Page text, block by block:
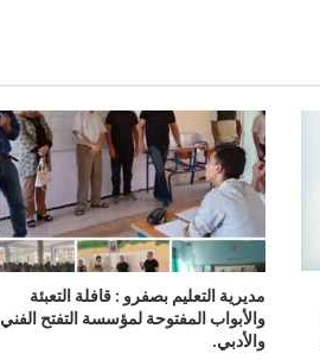
مديرية التعليم بصفرو : قافلة التعبئة
والأبواب المفتوحة لمؤسسة التفتح الفني
والأدبي.